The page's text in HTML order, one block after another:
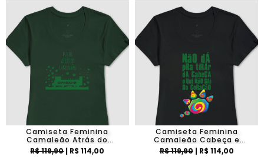
Camiseta Feminina
Camaleão Atrás do
Caminhão
R$ 119,90| R$ 114,00
Camiseta Feminina
Camaleão Cabeça e
Coração
R$ 119,90| R$ 114,00